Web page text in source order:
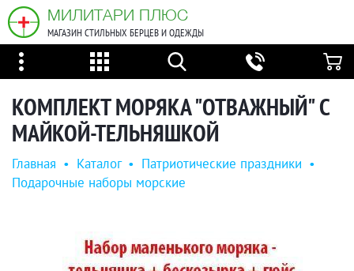
МИЛИТАРИ ПЛЮС
МАГАЗИН СТИЛЬНЫХ БЕРЦЕВ И ОДЕЖДЫ
КОМПЛЕКТ МОРЯКА "ОТВАЖНЫЙ" С
МАЙКОЙ-ТЕЛЬНЯШКОЙ
Главная • Каталог • Патриотические праздники •
Подарочные наборы морские